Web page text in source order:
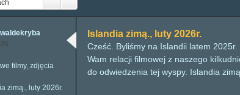
waldekryba
filmy, zdjęcia
zimą., luty 2026r.
Islandia zimą., luty 2026r.
Cześć. Byliśmy na Islandii latem
Wam relacji filmowej z naszego
do odwiedzenia tej wyspy. Islandia zimą